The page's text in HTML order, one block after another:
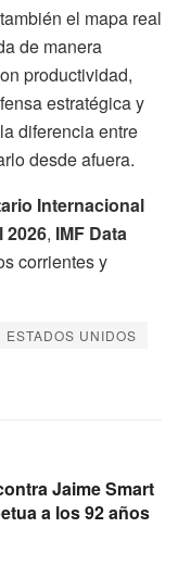
el mapa real
de manera
productividad,
estratégica y
diferencia entre
desde afuera.
Internacional
2026, IMF Data
corrientes y
ESTADOS UNIDOS
Jaime Smart
a los 92 años